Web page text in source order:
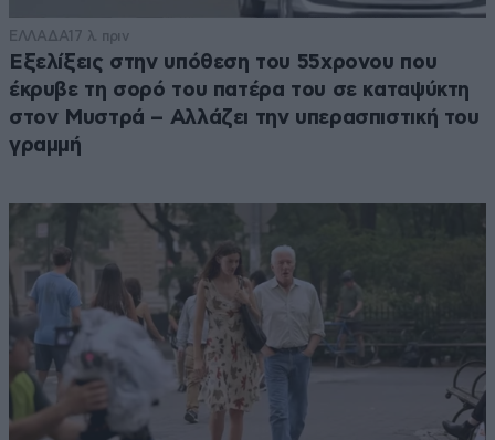
ΕΛΛΑΔΑ17 λ. πριν
Εξελίξεις στην υπόθεση του 55χρονου που
έκρυβε τη σορό του πατέρα του σε καταψύκτη
στον Μυστρά – Αλλάζει την υπερασπιστική του
γραμμή